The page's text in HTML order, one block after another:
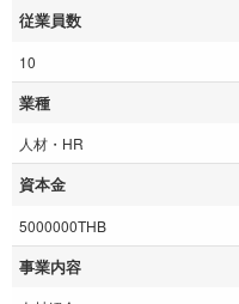
従業員数
10
業種
人材・HR
資本金
5000000THB
事業内容